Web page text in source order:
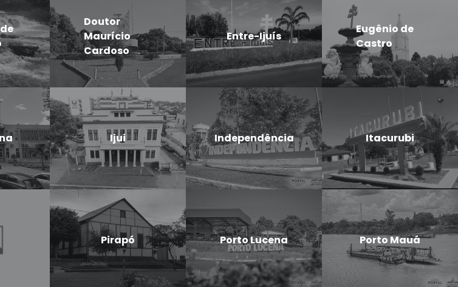
Doutor
Maurício
Cardoso
Entre-Ijuís
Eugênio de
Castro
Ijui Independência Itacurubi
Pirapó Porto Lucena Porto Mauá